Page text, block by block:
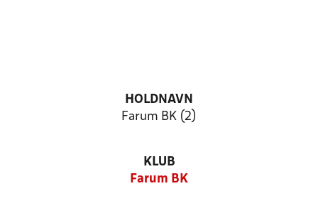
HOLDNAVN
Farum BK (2)
KLUB
Farum BK